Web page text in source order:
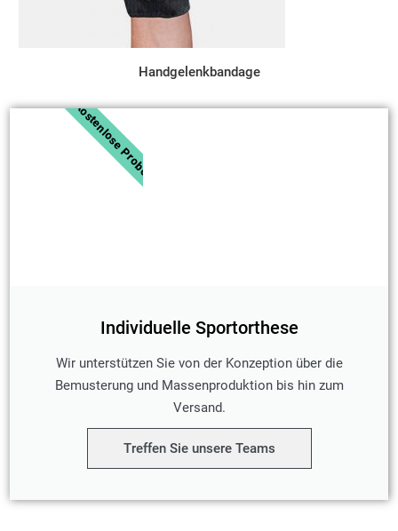
Handgelenkbandage
Individuelle Sportorthese
Wir unterstützen Sie von der Konzeption über die
Bemusterung und Massenproduktion bis hin zum
Versand.
Treffen Sie unsere Teams
Kostenlose Probe